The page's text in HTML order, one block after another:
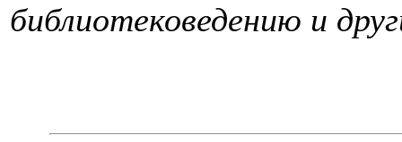
библиотековедению и